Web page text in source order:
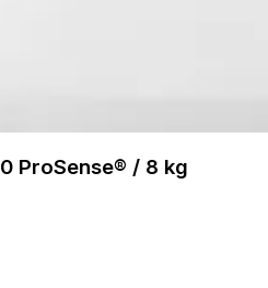
ProSense® / 8 kg